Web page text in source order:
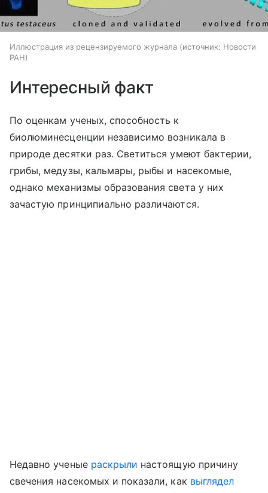
Иллюстрация из рецензируемого журнала источник: Новости
РАН
Интересный факт
По оценкам ученых, способность к
биолюминесценции независимо возникала в
природе десятки раз. Светиться умеют бактерии,
грибы, медузы, кальмары, рыбы и насекомые,
однако механизмы образования света у них
зачастую принципиально различаются.
Недавно ученые раскрыли настоящую причину
свечения насекомых и показали, как выглядел